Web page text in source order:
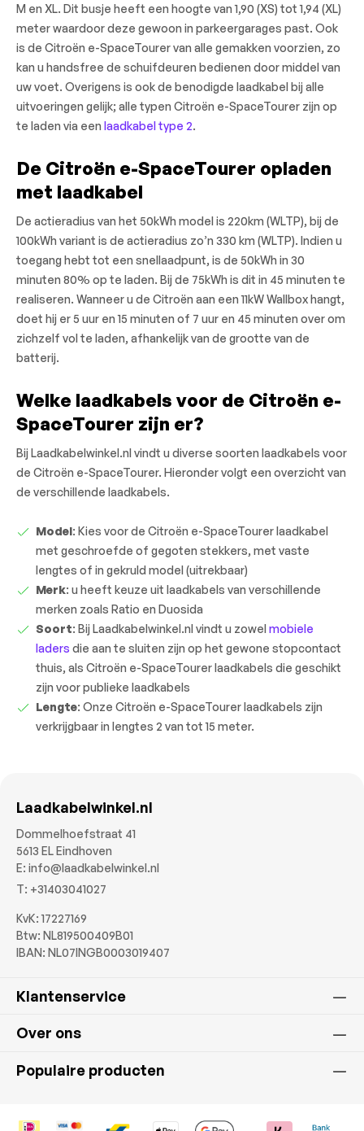
M en XL. Dit busje heeft een hoogte van 1,90 (XS) tot 1,94 (XL)
meter waardoor deze gewoon in parkeergarages past. Ook
is de Citroën e-SpaceTourer van alle gemakken voorzien, zo
kan u handsfree de schuifdeuren bedienen door middel van
uw voet. Overigens is ook de benodigde laadkabel bij alle
uitvoeringen gelijk; alle typen Citroën e-SpaceTourer zijn op
te laden via een laadkabel type 2.
De Citroën e-SpaceTourer opladen
met laadkabel
De actieradius van het 50kWh model is 220km (WLTP), bij de
100kWh variant is de actieradius zo’n 330 km (WLTP). Indien u
toegang hebt tot een snellaadpunt, is de 50kWh in 30
minuten 80% op te laden. Bij de 75kWh is dit in 45 minuten te
realiseren. Wanneer u de Citroën aan een 11kW Wallbox hangt,
doet hij er 5 uur en 15 minuten of 7 uur en 45 minuten over om
zichzelf vol te laden, afhankelijk van de grootte van de
batterij.
Welke laadkabels voor de Citroën e-
SpaceTourer zijn er?
Bij Laadkabelwinkel.nl vindt u diverse soorten laadkabels voor
de Citroën e-SpaceTourer. Hieronder volgt een overzicht van
de verschillende laadkabels.
Model: Kies voor de Citroën e-SpaceTourer laadkabel
met geschroefde of gegoten stekkers, met vaste
lengtes of in gekruld model (uitrekbaar)
Merk: u heeft keuze uit laadkabels van verschillende
merken zoals Ratio en Duosida
Soort: Bij Laadkabelwinkel.nl vindt u zowelmobiele
laders die aan te sluiten zijn op het gewone stopcontact
thuis, als Citroën e-SpaceTourer laadkabels die geschikt
zijn voor publieke laadkabels
Lengte: Onze Citroën e-SpaceTourer laadkabels zijn
verkrijgbaar in lengtes 2 van tot 15 meter.
Laadkabelwinkel.nl
Dommelhoefstraat 41
5613 EL Eindhoven
E: info@laadkabelwinkel.nl
T: +31403041027
KvK: 17227169
Btw: NL819500409B01
IBAN: NL07INGB0003019407
Klantenservice
Over ons
Populaire producten